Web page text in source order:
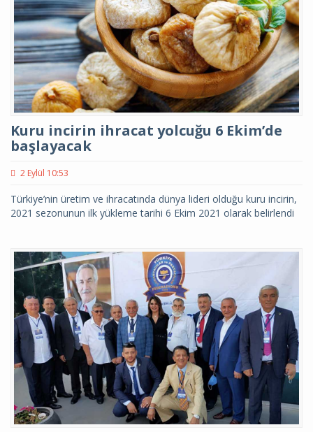
Kuru incirin ihracat yolcuğu 6 Ekim’de
başlayacak
2 Eylül 10:53
Türkiye’nin üretim ve ihracatında dünya lideri olduğu kuru incirin,
2021 sezonunun ilk yükleme tarihi 6 Ekim 2021 olarak belirlendi